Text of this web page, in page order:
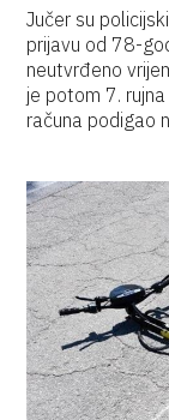
Jučer su
prijavu od 78-
neutvrđeno
je potom 7.
računa podigao